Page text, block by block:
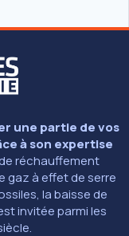
une partie de vos
à son expertise
réchauffement
gaz à effet de serre
la baisse de
invitée parmi les